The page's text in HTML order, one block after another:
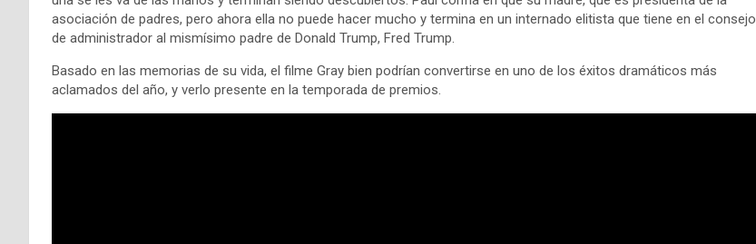
asociación de padres, pero ahora ella no puede hacer mucho y termina en un internado elitista que tiene en el consejo
de administrador al mismísimo padre de Donald Trump, Fred Trump.
Basado en las memorias de su vida, el filme Gray bien podrían convertirse en uno de los éxitos dramáticos más
aclamados del año, y verlo presente en la temporada de premios.